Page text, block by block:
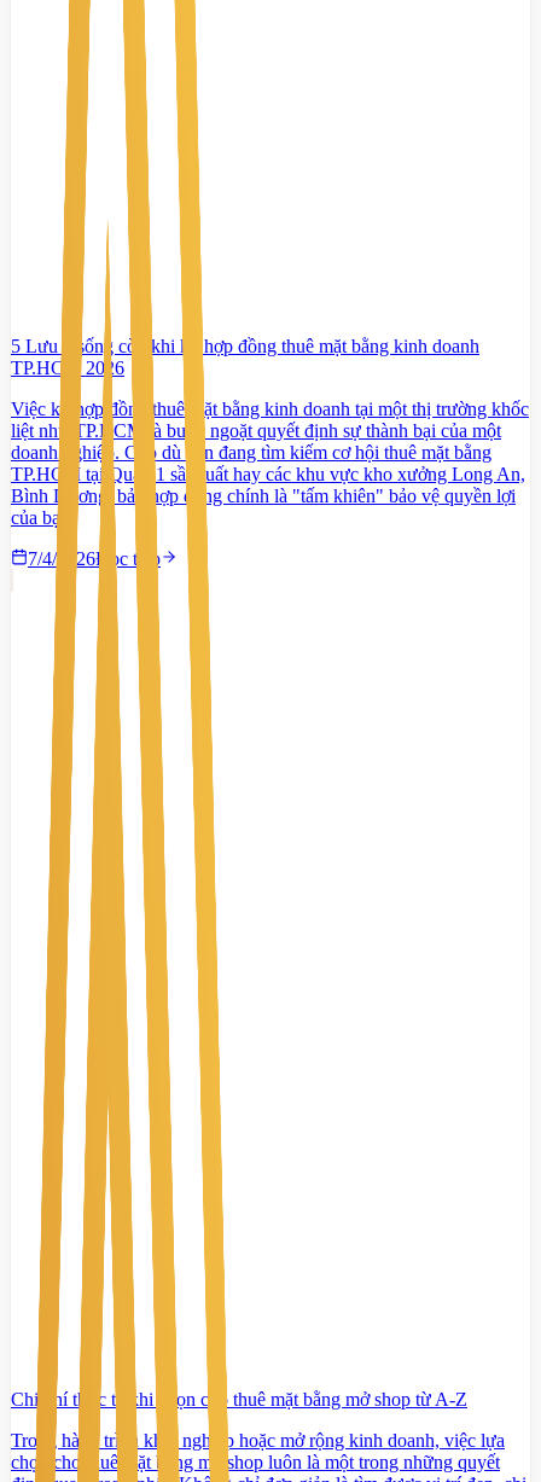
5 Lưu ý sống còn khi ký hợp đồng thuê mặt bằng kinh doanh
TP.HCM 2026
Việc ký hợp đồng thuê mặt bằng kinh doanh tại một thị trường khốc
liệt như TP.HCM là bước ngoặt quyết định sự thành bại của một
doanh nghiệp. Cho dù bạn đang tìm kiếm cơ hội thuê mặt bằng
TP.HCM tại Quận 1 sầm uất hay các khu vực kho xưởng Long An,
Bình Dương, bản hợp đồng chính là "tấm khiên" bảo vệ quyền lợi
của bạn.
7/4/2026Đọc tiếp
Chi phí thực tế khi chọn cho thuê mặt bằng mở shop từ A-Z
Trong hành trình khởi nghiệp hoặc mở rộng kinh doanh, việc lựa
chọn cho thuê mặt bằng mở shop luôn là một trong những quyết